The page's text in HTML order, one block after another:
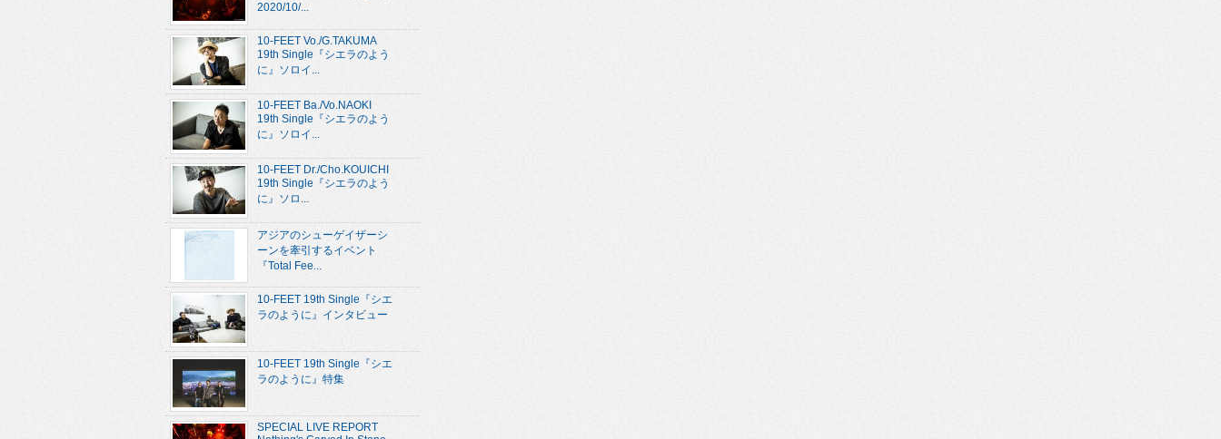
2020/10/...
10-FEET Vo./G.TAKUMA
19th Single『シエラのよう
に』ソロイ...
10-FEET Ba./Vo.NAOKI
19th Single『シエラのよう
に』ソロイ...
10-FEET Dr./Cho.KOUICHI
19th Single『シエラのよう
に』ソロ...
アジアのシューゲイザーシ
ーンを牽引するイベント
『Total Fee...
10-FEET 19th Single『シエ
ラのように』インタビュー
10-FEET 19th Single『シエ
ラのように』特集
SPECIAL LIVE REPORT